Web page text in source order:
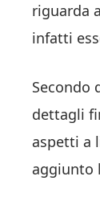
riguarda
infatti
Secondo
dettagli
aspetti a
aggiunto